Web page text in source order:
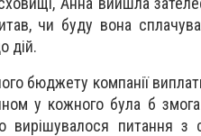
чи буду вона
дій.
бюджету компанії
у кожного була б
вирішувалося питання з